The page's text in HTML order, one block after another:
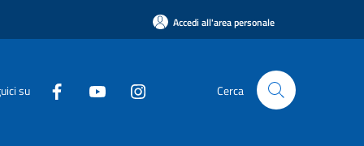
Accedi all'area personale
su Cerca